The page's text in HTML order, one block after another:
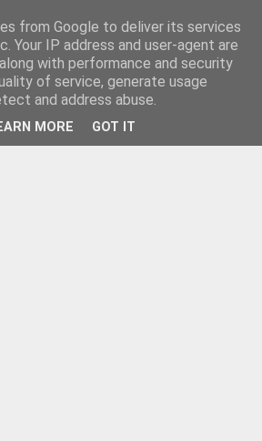
from Google to deliver its services
Your IP address and user-agent are
with performance and security
of service, generate usage
and address abuse.
MORE GOT IT